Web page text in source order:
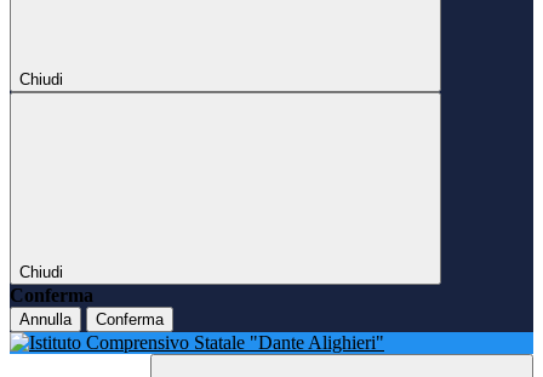
Chiudi
Chiudi
Conferma
Annulla Conferma